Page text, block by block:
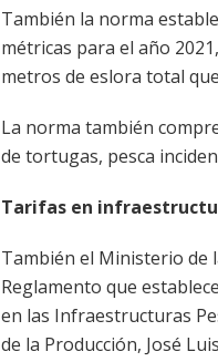
También la norma
métricas para el año
metros de eslora total
La norma también
de tortugas, pesca
Tarifas en
También el Ministerio de
Reglamento que
en las Infraestructuras
de la Producción, José